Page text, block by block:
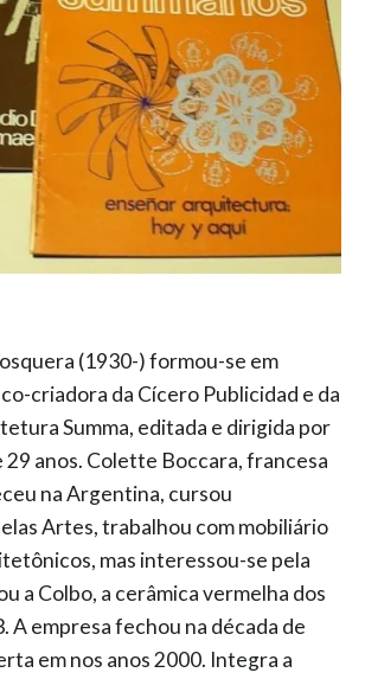
(1930-) formou-se em
criadora da Cícero Publicidad e da
Summa, editada e dirigida por
29 anos. Colette Boccara, francesa
na Argentina, cursou
Artes, trabalhou com mobiliário
mas interessou-se pela
a Colbo, a cerâmica vermelha dos
A empresa fechou na década de
em nos anos 2000. Integra a